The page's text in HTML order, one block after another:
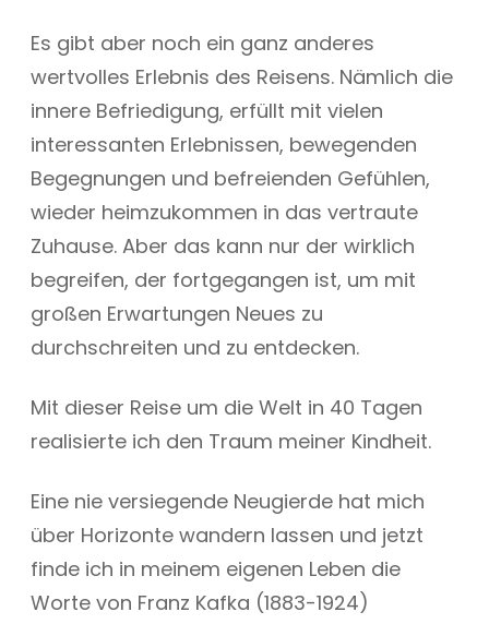
Es gibt aber noch ein ganz anderes
wertvolles Erlebnis des Reisens. Nämlich die
innere Befriedigung, erfüllt mit vielen
interessanten Erlebnissen, bewegenden
Begegnungen und befreienden Gefühlen,
wieder heimzukommen in das vertraute
Zuhause. Aber das kann nur der wirklich
begreifen, der fortgegangen ist, um mit
großen Erwartungen Neues zu
durchschreiten und zu entdecken.
Mit dieser Reise um die Welt in 40 Tagen
realisierte ich den Traum meiner Kindheit.
Eine nie versiegende Neugierde hat mich
über Horizonte wandern lassen und jetzt
finde ich in meinem eigenen Leben die
Worte von Franz Kafka (1883-1924)